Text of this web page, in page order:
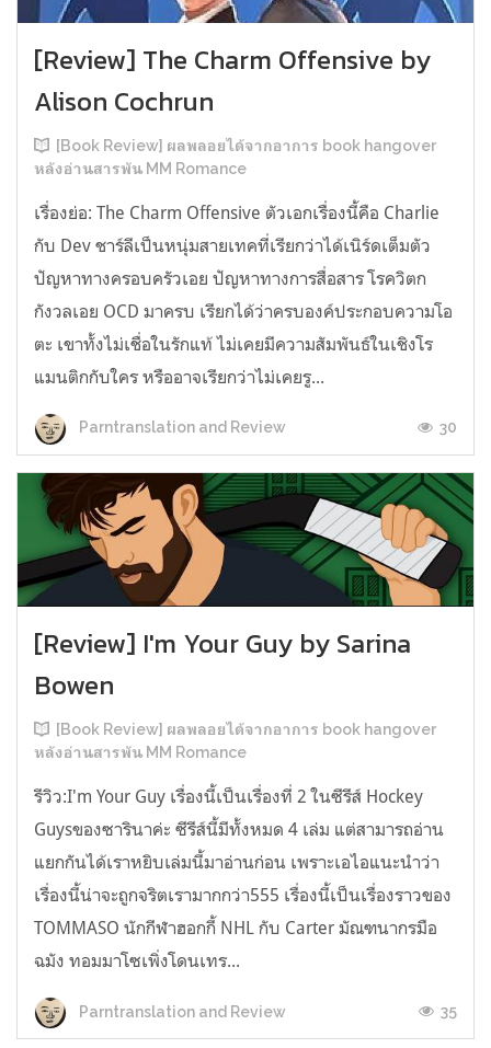
[Review] The Charm Offensive by
Alison Cochrun
[Book Review] ผลพลอยได้จากอาการ book hangover
หลังอ่านสารพัน MM Romance
เรื่องย่อ: The Charm Offensive ตัวเอกเรื่องนี้คือ Charlie
กับ Dev ชาร์ลีเป็นหนุ่มสายเทคที่เรียกว่าได้เนิร์ดเต็มตัว
ปัญหาทางครอบครัวเอย ปัญหาทางการสื่อสาร โรควิตก
กังวลเอย OCD มาครบ เรียกได้ว่าครบองค์ประกอบความโอ
ตะ เขาทั้งไม่เชื่อในรักแท้ ไม่เคยมีความสัมพันธ์ในเชิงโร
แมนติกกับใคร หรืออาจเรียกว่าไม่เคยรู...
Parntranslation and Review 30
[Review] I'm Your Guy by Sarina
Bowen
[Book Review] ผลพลอยได้จากอาการ book hangover
หลังอ่านสารพัน MM Romance
รีวิว:I'm Your Guy เรื่องนี้เป็นเรื่องที่ 2 ในซีรีส์ Hockey
Guysของซารินาค่ะ ซีรีส์นี้มีทั้งหมด 4 เล่ม แต่สามารถอ่าน
แยกกันได้เราหยิบเล่มนี้มาอ่านก่อน เพราะเอไอแนะนำว่า
เรื่องนี้น่าจะถูกจริตเรามากกว่า555 เรื่องนี้เป็นเรื่องราวของ
TOMMASO นักกีฬาฮอกกี้ NHL กับ Carter มัณฑนากรมือ
ฉมัง ทอมมาโซเพิ่งโดนเทร...
Parntranslation and Review 35